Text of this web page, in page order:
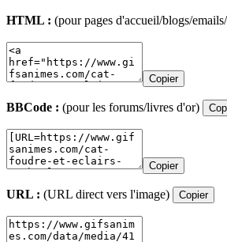
HTML : (pour pages d'accueil/blogs/
Copier
BBCode : (pour les forums/livres d'or)
Copier
URL : (URL direct vers l'image) Copier